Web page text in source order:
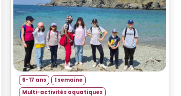
6-17 ans
1 semaine
Multi-activités aquatiques